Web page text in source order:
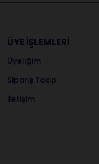
ÜYE İŞLEMLERİ
Üyeliğim
Sipariş Takip
İletişim